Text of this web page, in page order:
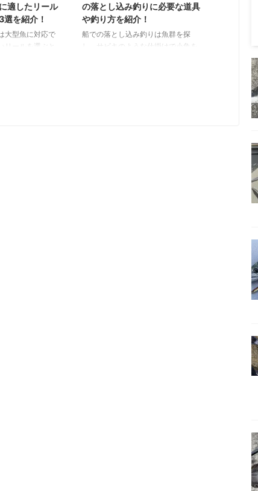
適したリール
選を紹介！
大型魚に対応で
リールを選ぶと
の落とし込み釣りに必要な道具
や釣り方を紹介！
船での落とし込み釣りは魚群を探
し、サビキのような仕掛けで小魚を